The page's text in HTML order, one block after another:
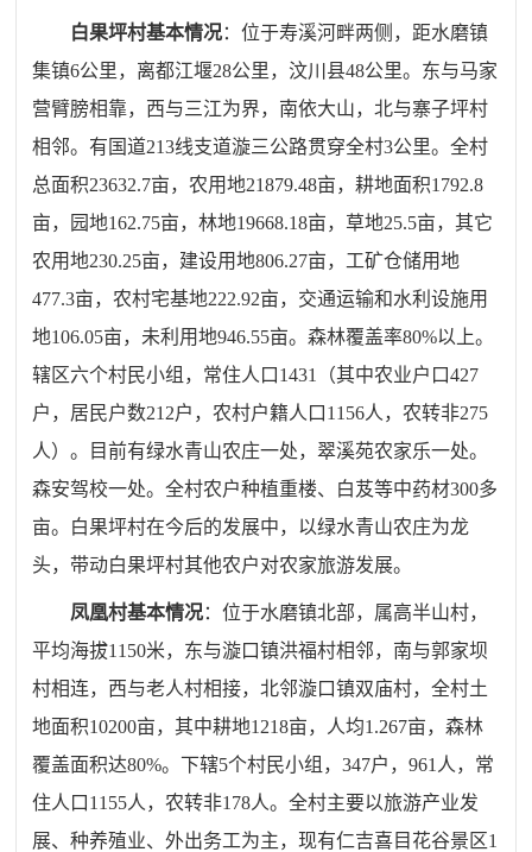
白果坪村基本情况：位于寿溪河畔两侧 ，距水磨镇
集镇6公里， 离都江堰28公里，汶川县48公里。东与马家
营臂膀相靠，西与三江为界，南依大山，北与寨子坪村
相邻。有国道213线支道漩三公路贯穿全村3公里。全村
总面积23632.7亩，农用地21879.48亩，耕地面积1792.8
亩，园地162.75亩，林地19668.18亩，草地25.5亩，其它
农用地230.25亩，建设用地806.27亩，工矿仓储用地
477.3亩，农村宅基地222.92亩，交通运输和水利设施用
地106.05亩，未利用地946.55亩。森林覆盖率80%以上。
辖区六个村民小组，常住人口1431 （其中农业户口427
户， 居民户数212户，农村户籍人口11 56人，农转非275
人）。目前有绿水青山农庄一处，翠溪苑农家乐一处。
森安驾校一处。全村农户种植重楼、白芨等中药材300多
亩。白果坪村在今后的发展中，以绿水青山农庄为龙
头，带动白果坪村其他农户对农家旅游发展。
凤凰村基本情况：位于水磨镇北部，属高半山村，
平均海拔1150米，东与漩口镇洪福村相邻，南与郭家坝
村相连，西与老人村相接，北邻漩口镇双庙村，全村土
地面积10200亩，其中耕地1218亩，人均1.267亩，森林
覆盖面积达80%。下辖5个村民小组，347户，961人，常
住人口1155人，农转非178人。全村主要以旅游产业发
展、种养殖业、外出务工为主，现有仁吉喜目花谷景区1